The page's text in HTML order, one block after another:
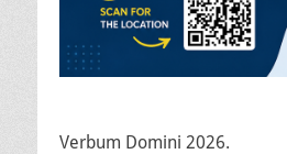
Verbum Domini 2026.